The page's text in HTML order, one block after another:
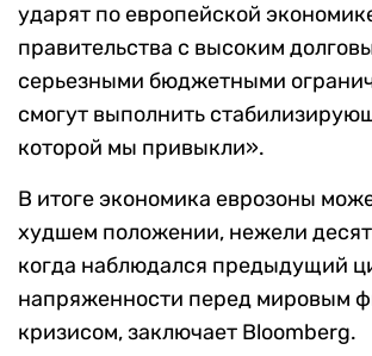
ударят по европейской
правительства с высоким
серьезными бюджетными
смогут выполнить
которой мы привыкли».
В итоге экономика еврозоны
худшем положении, нежели
когда наблюдался предыдущий
напряженности перед мировым
кризисом, заключает Bloomberg.